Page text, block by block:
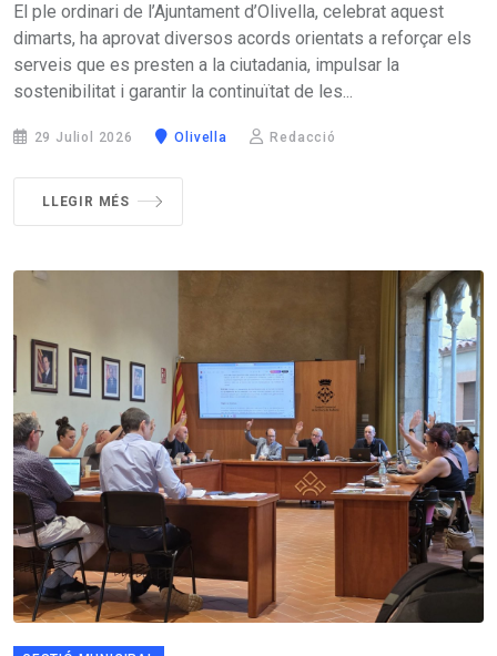
El ple ordinari de l’Ajuntament d’Olivella, celebrat aquest
dimarts, ha aprovat diversos acords orientats a reforçar els
serveis que es presten a la ciutadania, impulsar la
sostenibilitat i garantir la continuïtat de les...
29 Juliol 2026 Olivella Redacció
LLEGIR MÉS